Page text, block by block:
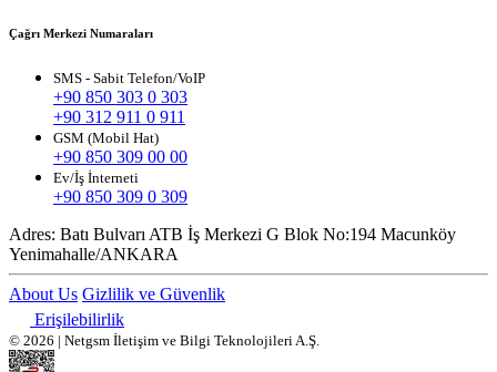
Çağrı Merkezi Numaraları
SMS - Sabit Telefon/VoIP
+90 850 303 0 303
+90 312 911 0 911
GSM (Mobil Hat)
+90 850 309 00 00
Ev/İş İnterneti
+90 850 309 0 309
Adres: Batı Bulvarı ATB İş Merkezi G Blok No:194 Macunköy
Yenimahalle/ANKARA
About Us Gizlilik ve Güvenlik
Erişilebilirlik
© 2026 | Netgsm İletişim ve Bilgi Teknolojileri A.Ş.